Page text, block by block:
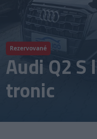
Audi Q2 S
tronic
Rezervované